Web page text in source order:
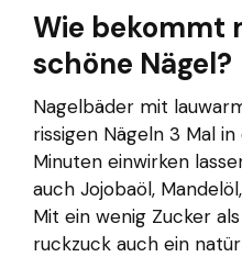
Wie bekommt
schöne Nägel?
Nagelbäder mit
rissigen Nägeln 3 Mal
Minuten einwirken
auch Jojobaöl,
Mit ein wenig Zucker
ruckzuck auch ein